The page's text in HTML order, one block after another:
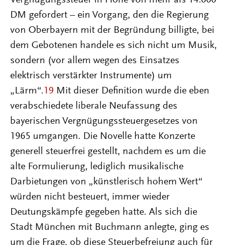
DM gefordert – ein Vorgang, den die Regierung
von Oberbayern mit der Begründung billigte, bei
dem Gebotenen handele es sich nicht um Musik,
sondern (vor allem wegen des Einsatzes
elektrisch verstärkter Instrumente) um
„Lärm“.19 Mit dieser Definition wurde die eben
verabschiedete liberale Neufassung des
bayerischen Vergnügungssteuergesetzes von
1965 umgangen. Die Novelle hatte Konzerte
generell steuerfrei gestellt, nachdem es um die
alte Formulierung, lediglich musikalische
Darbietungen von „künstlerisch hohem Wert“
würden nicht besteuert, immer wieder
Deutungskämpfe gegeben hatte. Als sich die
Stadt München mit Buchmann anlegte, ging es
um die Frage, ob diese Steuerbefreiung auch für